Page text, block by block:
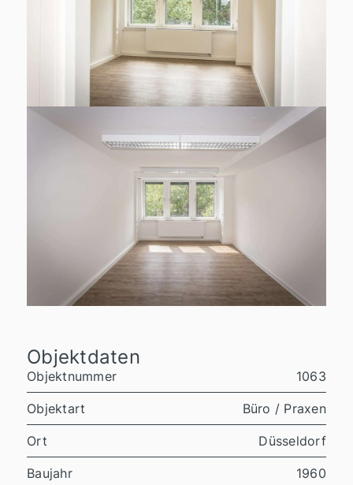
Objektdaten
Objektnummer 1063
Objektart Büro / Praxen
Ort Düsseldorf
Baujahr 1960